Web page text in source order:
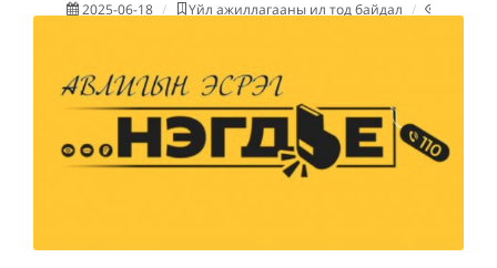
2025-06-18 Үйл ажиллагааны ил тод байдал